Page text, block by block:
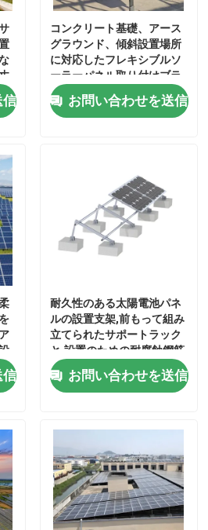
ト
きの台紙
レイ
信
コンクリート基礎、アース
グラウンド、傾斜設置場所
に対応したフレキシブルソ
ーラーパネル取り付けブラ
ケット
お問い合わせを送信
信
耐久性のある太陽電池パネ
ルの設置支架,前もって組み
立てられたサポートラック
と,設置のための耐腐蝕鋼筋
梁
お問い合わせを送信